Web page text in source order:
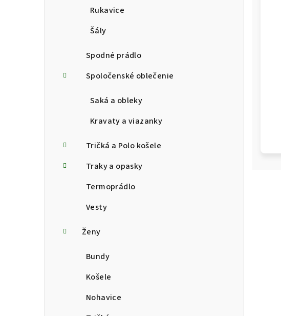
Rukavice
Šály
Spodné prádlo
Spoločenské oblečenie
Saká a obleky
Kravaty a viazanky
Tričká a Polo košele
Traky a opasky
Termoprádlo
Vesty
Ženy
Bundy
Košele
Nohavice